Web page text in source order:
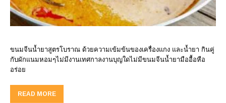
ขนมจีนน้ำยาสูตรโบราณ ด้วยความเข้มข้นของเครื่องแกง และน้ำยา กินคู่
กับผักแนมหอมๆไม่มีงานเทศกาลงานบุญใดไม่มีขนมจีนน้ำยามืออื้อหือ
อร่อย
READ MORE